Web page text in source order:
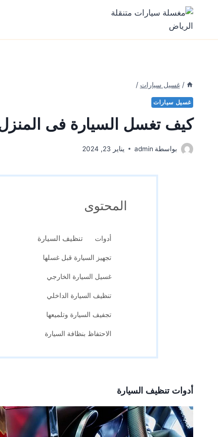
/ غسيل سيارات /
غسيل سيارات
كيف تغسل السيارة فى
بواسطة admin يناير 23, 2024
المحتوى
أدوات تنظيف السيارة
تجهيز السيارة قبل غسلها
غسيل السيارة الخارجي
تنظيف السيارة الداخلي
تجفيف السيارة وتلميعها
الاحتفاظ بنظافة السيارة
أدواتتنظيف السيارة